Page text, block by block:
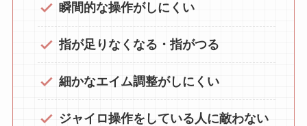
瞬間的な操作がしにくい
指が足りなくなる・指がつる
細かなエイム調整がしにくい
ジャイロ操作をしている人に敵わない